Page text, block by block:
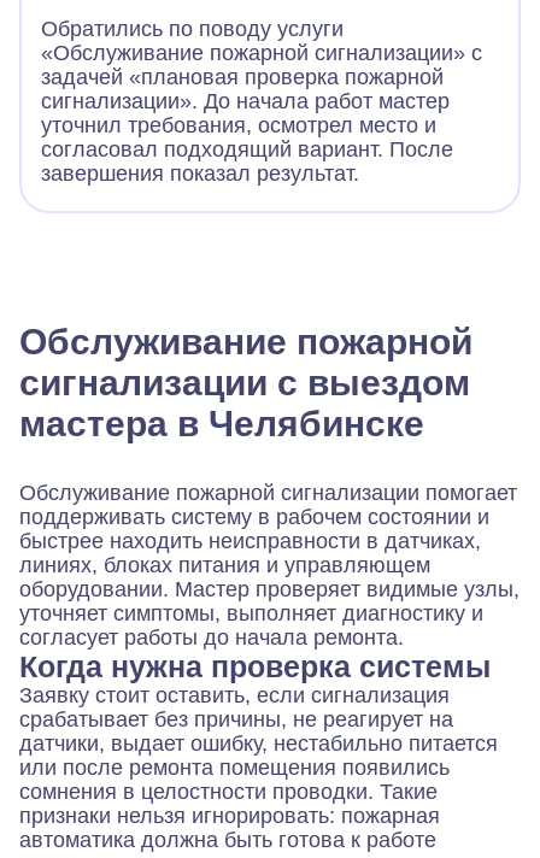
Обратились по поводу услуги
«Обслуживание пожарной сигнализации» с
задачей «плановая проверка пожарной
сигнализации». До начала работ мастер
уточнил требования, осмотрел место и
согласовал подходящий вариант. После
завершения показал результат.
Обслуживание пожарной
сигнализации с выездом
мастера в Челябинске
Обслуживание пожарной сигнализации помогает
поддерживать систему в рабочем состоянии и
быстрее находить неисправности в датчиках,
линиях, блоках питания и управляющем
оборудовании. Мастер проверяет видимые узлы,
уточняет симптомы, выполняет диагностику и
согласует работы до начала ремонта.
Когда нужна проверка системы
Заявку стоит оставить, если сигнализация
срабатывает без причины, не реагирует на
датчики, выдает ошибку, нестабильно питается
или после ремонта помещения появились
сомнения в целостности проводки. Такие
признаки нельзя игнорировать: пожарная
автоматика должна быть готова к работе